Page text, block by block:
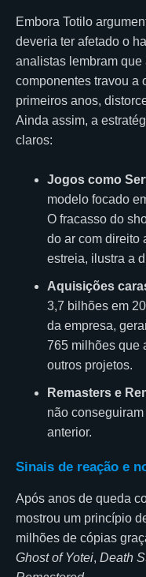
Embora Totilo
deveria ter afetado o
analistas lembram
componentes travou a
primeiros anos,
Ainda assim, a
claros:
Jogos como
modelo focado
O fracasso do
do ar com direito
estreia, ilustra a
Aquisições
3,7 bilhões em
da empresa,
765 milhões que
outros projetos.
Remasters e
não
anterior.
Sinais de reação e
Após anos de queda
mostrou um princípio
milhões de cópias
Ghost of Yotei, Death